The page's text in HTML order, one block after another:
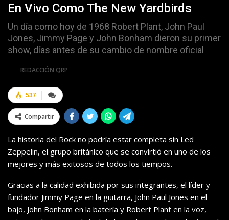
En Vivo Como The New Yardbirds
Un día como hoy de 1968 Robert Plant, John Paul
Jones, Jimmy Page y John Bonham dieron su primer
show, días antes de su cambio de nombre oficial
REDACCIÓN QRP
537
Compartir
La historia del Rock no podría estar completa sin Led
Zeppelin, el grupo británico que se convirtió en uno de los
mejores y más exitosos de todos los tiempos.
Gracias a la calidad exhibida por sus integrantes, el líder y
fundador Jimmy Page en la guitarra, John Paul Jones en el
bajo, John Bonham en la batería y Robert Plant en la voz,